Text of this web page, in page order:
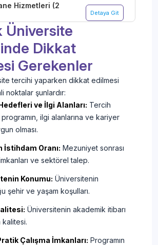
Hizmetleri (2
Detaya Git
Yıllık)
Detaya Git
Detaya Git
(2 Yıllık)
(2 Yıllık)
Yaban Hayatı (2 Yıllık)
ve Üretimi (2
Üniversite
Dikkat
Gerekenler
tercihi yaparken dikkat edilmesi
noktalar şunlardır:
ve İlgi Alanları: Tercih
ilgi alanlarına ve kariyer
olması.
İstihdam Oranı: Mezuniyet sonrası
ve sektörel talep.
Konumu: Üniversitenin
şehir ve yaşam koşulları.
Üniversitenin akademik itibarı
Çalışma İmkanları: Programın